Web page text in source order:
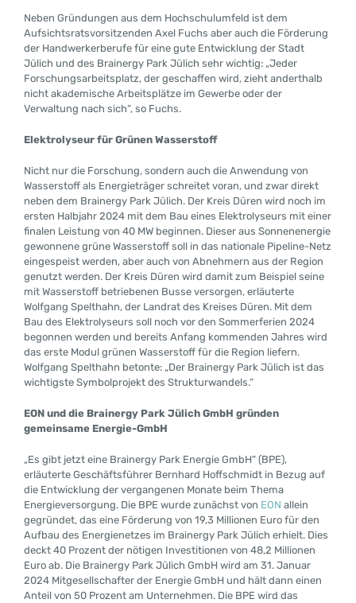
Neben Gründungen aus dem Hochschulumfeld ist dem
Aufsichtsratsvorsitzenden Axel Fuchs aber auch die Förderung
der Handwerkerberufe für eine gute Entwicklung der Stadt
Jülich und des Brainergy Park Jülich sehr wichtig: „Jeder
Forschungsarbeitsplatz, der geschaffen wird, zieht anderthalb
nicht akademische Arbeitsplätze im Gewerbe oder der
Verwaltung nach sich“, so Fuchs.
Elektrolyseur für Grünen Wasserstoff
Nicht nur die Forschung, sondern auch die Anwendung von
Wasserstoff als Energieträger schreitet voran, und zwar direkt
neben dem Brainergy Park Jülich. Der Kreis Düren wird noch im
ersten Halbjahr 2024 mit dem Bau eines Elektrolyseurs mit einer
finalen Leistung von 40 MW beginnen. Dieser aus Sonnenenergie
gewonnene grüne Wasserstoff soll in das nationale Pipeline-Netz
eingespeist werden, aber auch von Abnehmern aus der Region
genutzt werden. Der Kreis Düren wird damit zum Beispiel seine
mit Wasserstoff betriebenen Busse versorgen, erläuterte
Wolfgang Spelthahn, der Landrat des Kreises Düren. Mit dem
Bau des Elektrolyseurs soll noch vor den Sommerferien 2024
begonnen werden und bereits Anfang kommenden Jahres wird
das erste Modul grünen Wasserstoff für die Region liefern.
Wolfgang Spelthahn betonte: „Der Brainergy Park Jülich ist das
wichtigste Symbolprojekt des Strukturwandels.“
EON und die Brainergy Park Jülich GmbH gründen
gemeinsame Energie-GmbH
„Es gibt jetzt eine Brainergy Park Energie GmbH“ (BPE),
erläuterte Geschäftsführer Bernhard Hoffschmidt in Bezug auf
die Entwicklung der vergangenen Monate beim Thema
Energieversorgung. Die BPE wurde zunächst von EON allein
gegründet, das eine Förderung von 19,3 Millionen Euro für den
Aufbau des Energienetzes im Brainergy Park Jülich erhielt. Dies
deckt 40 Prozent der nötigen Investitionen von 48,2 Millionen
Euro ab. Die Brainergy Park Jülich GmbH wird am 31. Januar
2024 Mitgesellschafter der Energie GmbH und hält dann einen
Anteil von 50 Prozent am Unternehmen. Die BPE wird das